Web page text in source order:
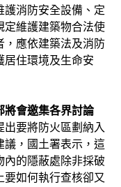
護消防安全設備、定
定維護建築物合法使
，應依建築法及消防
居住環境及生命安
將會邀集各界討論
要將防火區劃納入
議，國土署表示，這
內的隱蔽處除非採破
如何執行查核卻又